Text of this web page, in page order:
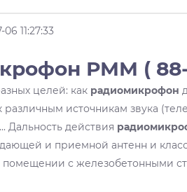
06 11:27:33
РММ (
целей: как радиомикрофон
различным источникам звука
Дальность действия
и приемной антенн и
помещении с железобетонными